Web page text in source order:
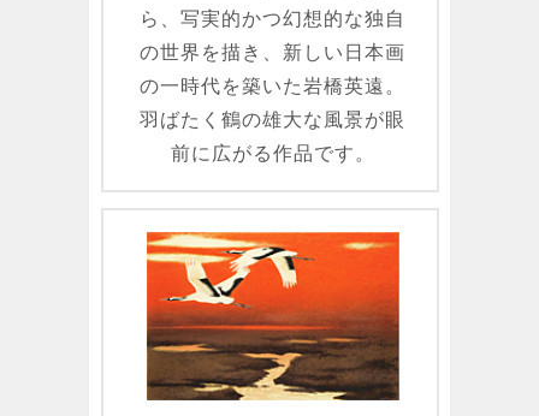
ら、写実的かつ幻想的な独自
の世界を描き、新しい日本画
の一時代を築いた岩橋英遠。
羽ばたく鶴の雄大な風景が眼
前に広がる作品です。